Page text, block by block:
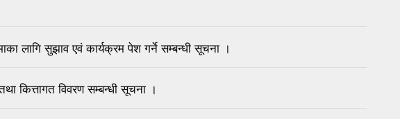
लागि सुझाव एवं कार्यक्रम पेश गर्ने सम्बन्धी सूचना ।
कित्तागत विवरण सम्बन्धी सूचना ।